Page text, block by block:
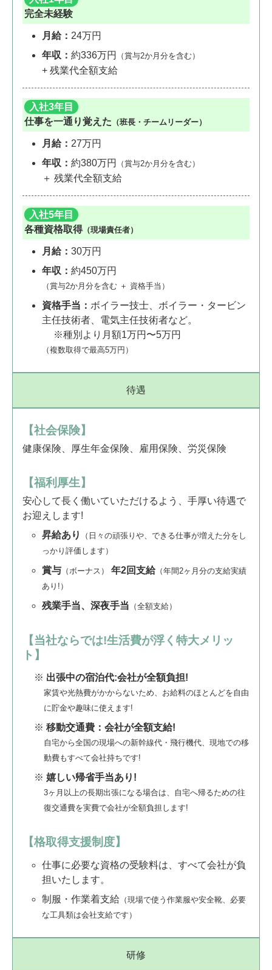
完全未経験
月給： 24万円
年収： 約336万円 （賞与2か月分を含む）
+ 残業代全額支給
入社3年目
仕事を一通り覚えた （班長・チームリーダー）
月給： 27万円
年収： 約380万円 （賞与2か月分を含む）
＋ 残業代全額支給
入社5年目
各種資格取得（現場責任者）
月給： 30万円
年収： 約450万円
（賞与2か月分を含む ＋ 資格手当）
資格手当： ボイラー技士、ボイラー・タービン
主任技術者、電気主任技術者など。
種別より月額1万円〜5万円
（複数取得で最高5万円）
待遇
【社会保険】
健康保険、厚生年金保険、雇用保険、労災保険
【福利厚生】
安心して長く働いていただけるよう、手厚い待遇で
お迎えします!
昇給あり
（日々の頑張りや、できる仕事が増えた分をし
っかり評価します）
賞与 （ボーナス） 年2回支給（年間2ヶ月分の支給実績
あり!）
残業手当、深夜手当 （全額支給）
【当社ならでは!生活費が浮く特大メリッ
ト】
出張中の宿泊代:会社が全額負担!
家賃や光熱費がかからないため、お給料のほとんどを自由
に貯金や趣味に使えます!
移動交通費：会社が全額支給!
自宅から全国の現場への新幹線代・飛行機代、現地での移
動費もすべて会社持ちです!
嬉しい帰省手当あり!
3ヶ月以上の長期出張になる場合は、自宅へ帰るための往
復交通費を実費で会社が全額負担します!
【格取得支援制度】
仕事に必要な資格の受験料は、すべて会社が負
担いたします。
制服・作業着支給 （現場で使う作業服や安全靴、必要
な工具類は会社支給です）
研修